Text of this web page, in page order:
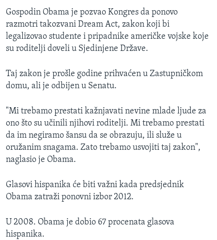
Gospodin Obama je pozvao Kongres da ponovo
razmotri takozvani Dream Act, zakon koji bi
legalizovao studente i pripadnike američke vojske koje
su roditelji doveli u Sjedinjene Države.
Taj zakon je prošle godine prihvaćen u Zastupničkom
domu, ali je odbijen u Senatu.
"Mi trebamo prestati kažnjavati nevine mlade ljude za
ono što su učinili njihovi roditelji. Mi trebamo prestati
da im negiramo šansu da se obrazuju, ili služe u
oružanim snagama. Zato trebamo usvojiti taj zakon",
naglasio je Obama.
Glasovi hispanika će biti važni kada predsjednik
Obama zatraži ponovni izbor 2012.
U 2008. Obama je dobio 67 procenata glasova
hispanika.